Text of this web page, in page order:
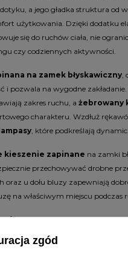
a jego gładka struktura od
użytkowania. Dzięki dodatku
się do ruchów ciała, nie
czy codziennych aktywności.
na zamek błyskawiczny,
i pozwala na wygodne zakładanie.
zakres ruchu, a żebrowany
charakteru. Wzdłuż
, które podkreślają
kieszenie zapinane na zamki
przechowywać drobne
oraz u dołu bluzy zapewniają
na właściwym miejscu podczas
bluza rozpinana marki Pitbull
zgód